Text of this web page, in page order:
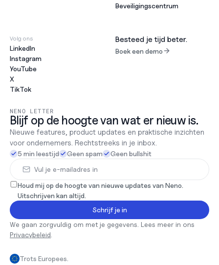
Beveiligingscentrum
Volg ons
LinkedIn
Instagram
YouTube
X
TikTok
Besteed je tijd beter.
Boek een demo
NENO LETTER
Blijf op de hoogte van wat er nieuw is.
Nieuwe features, product updates en praktische inzichten
voor ondernemers. Rechtstreeks in je inbox.
5 min leestijd Geen spam Geen bullshit
Schrijf je in
Houd mij op de hoogte van nieuwe updates van Neno.
Uitschrijven kan altijd.
Privacybeleid
Trots Europees.